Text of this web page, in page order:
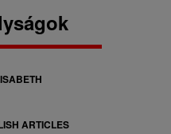
ARTICLES